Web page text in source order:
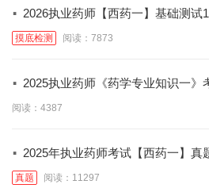
· 2026执业药师【西药一】基础测试
摸底检测 阅读：7873
· 2025执业药师《药学专业知识一》
阅读：4387
· 2025年执业药师考试【西药一】真
真题 阅读：11297